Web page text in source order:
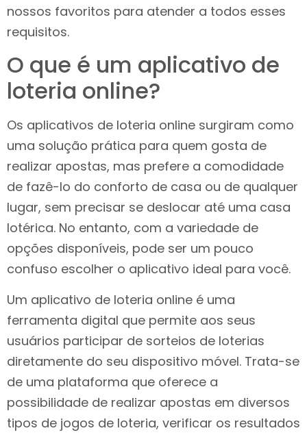
nossos favoritos para atender a todos esses
requisitos.
O que é um aplicativo de
loteria online?
Os aplicativos de loteria online surgiram como
uma solução prática para quem gosta de
realizar apostas, mas prefere a comodidade
de fazê-lo do conforto de casa ou de qualquer
lugar, sem precisar se deslocar até uma casa
lotérica. No entanto, com a variedade de
opções disponíveis, pode ser um pouco
confuso escolher o aplicativo ideal para você.
Um aplicativo de loteria online é uma
ferramenta digital que permite aos seus
usuários participar de sorteios de loterias
diretamente do seu dispositivo móvel. Trata-se
de uma plataforma que oferece a
possibilidade de realizar apostas em diversos
tipos de jogos de loteria, verificar os resultados